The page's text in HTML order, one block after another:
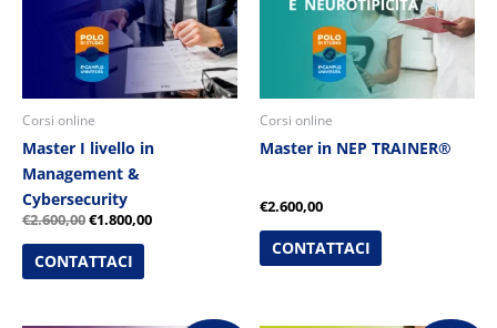
Corsi online
Master I livello in
Management &
Cybersecurity
€2.600,00€1.800,00
CONTATTACI
Corsi online
Master in NEP TRAINER®
€2.600,00
CONTATTACI